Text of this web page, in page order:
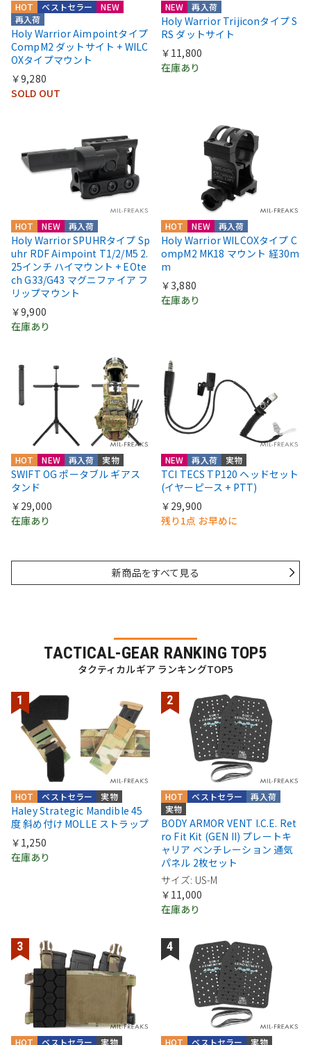
HOT
NEW
再入荷
ベストセラー
Holy Warrior Aimpointタイプ
CompM2 ダットサイト + WILC
OXタイプマウント
￥9,280
SOLD OUT
NEW 再入荷
Holy Warrior Trijiconタイプ S
RS ダットサイト
￥11,800
在庫あり
HOT NEW 再入荷
Holy Warrior SPUHRタイプ Sp
uhr RDF Aimpoint T1/2/M5 2.
25インチ ハイマウント + EOte
ch G33/G43 マグニファイア フ
リップマウント
￥9,900
在庫あり
HOT NEW 再入荷
Holy Warrior WILCOXタイプ C
ompM2 MK18 マウント 経30m
m
￥3,880
在庫あり
HOT NEW 再入荷 実物
SWIFT OG ポータブル ギアス
タンド
￥29,000
在庫あり
NEW 再入荷 実物
TCI TECS TP120 ヘッドセット
(イヤーピース + PTT)
￥29,900
残り1点 お早めに
新商品をすべて見る
TACTICAL-GEAR RANKING TOP5
タクティカルギア ランキングTOP5
実物
ベストセラー
HOT
Haley Strategic Mandible 45
度 斜め付け MOLLE ストラップ
￥1,250
在庫あり
実物
再入荷
ベストセラー
HOT
BODY ARMOR VENT I.C.E. Ret
ro Fit Kit (GEN II) プレートキ
ャリア ベンチレーション 通気
パネル 2枚セット
サイズ: US-M
￥11,000
在庫あり
実物
ベストセラー
HOT 実物
ベストセラー
HOT